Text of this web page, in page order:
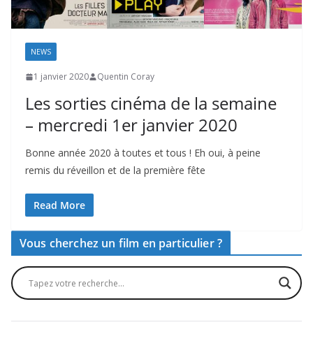
NEWS
1 janvier 2020 Quentin Coray
Les sorties cinéma de la semaine
– mercredi 1er janvier 2020
Bonne année 2020 à toutes et tous ! Eh oui, à peine
remis du réveillon et de la première fête
Read More
Vous cherchez un film en particulier ?